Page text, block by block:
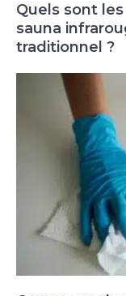
Quels sont
sauna
traditionnel ?